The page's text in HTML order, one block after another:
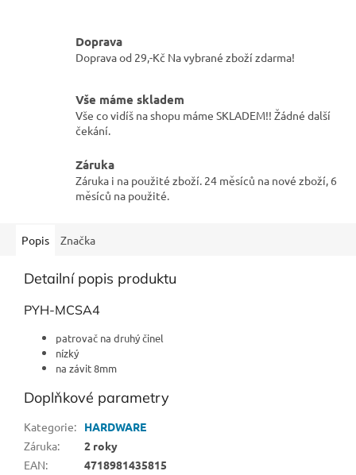
Doprava
Doprava od 29,-Kč Na vybrané zboží zdarma!
Vše máme skladem
Vše co vidíš na shopu máme SKLADEM!! Žádné další
čekání.
Záruka
Záruka i na použité zboží. 24 měsíců na nové zboží, 6
měsíců na použité.
Popis Značka
Detailní popis produktu
PYH-MCSA4
patrovač na druhý činel
nízký
na závit 8mm
Doplňkové parametry
Kategorie:
HARDWARE
Záruka:
2 roky
EAN:
4718981435815